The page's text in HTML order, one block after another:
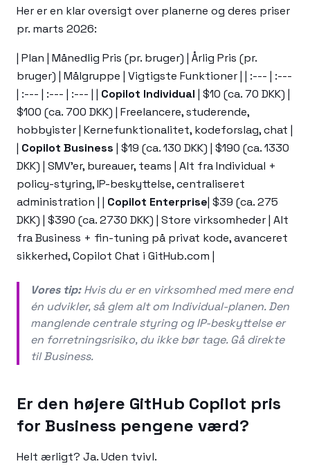
Her er en klar oversigt over planerne og deres priser
pr. marts 2026:
| Plan | Månedlig Pris (pr. bruger) | Årlig Pris (pr.
bruger) | Målgruppe | Vigtigste Funktioner | | :--- | :---
| :--- | :--- | :--- | | Copilot Individual | $10 (ca. 70 DKK) |
$100 (ca. 700 DKK) | Freelancere, studerende,
hobbyister | Kernefunktionalitet, kodeforslag, chat |
| Copilot Business | $19 (ca. 130 DKK) | $190 (ca. 1330
DKK) | SMV'er, bureauer, teams | Alt fra Individual +
policy-styring, IP-beskyttelse, centraliseret
administration | | Copilot Enterprise| $39 (ca. 275
DKK) | $390 (ca. 2730 DKK) | Store virksomheder | Alt
fra Business + fin-tuning på privat kode, avanceret
sikkerhed, Copilot Chat i GitHub.com |
Vores tip:Hvis du er en virksomhed med mere end
én udvikler, så glem alt om Individual-planen. Den
manglende centrale styring og IP-beskyttelse er
en forretningsrisiko, du ikke bør tage. Gå direkte
til Business.
Er den højere GitHub Copilot pris
for Business pengene værd?
Helt ærligt? Ja. Uden tvivl.